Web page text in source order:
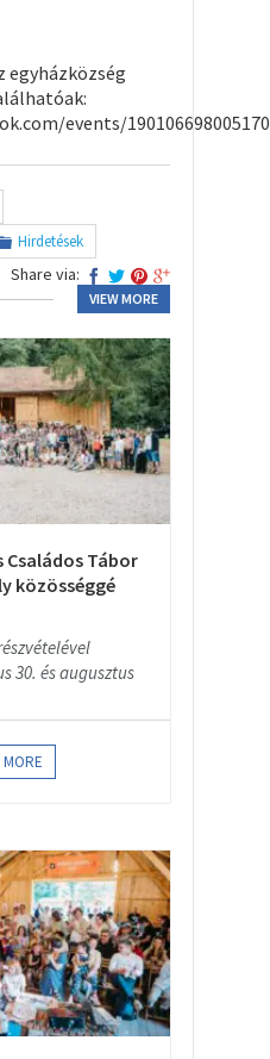
egyházközség
events/
Hirdetések
Share via:
VIEW MORE
Családos Tábor
közösséggé
30. és augusztus